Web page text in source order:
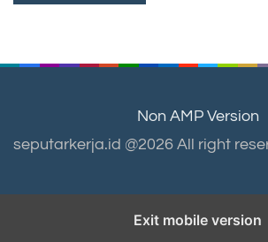
Non AMP Version
seputarkerja.id @2026 All right
Exit mobile version